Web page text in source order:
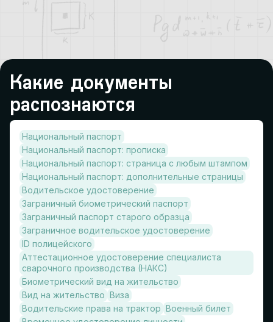
Какие документы
распознаются
Национальный паспорт
Национальный паспорт: прописка
Национальный паспорт: страница с любым штампом
Национальный паспорт: дополнительные страницы
Водительское удостоверение
Заграничный биометрический паспорт
Заграничный паспорт старого образца
Заграничное водительское удостоверение
ID полицейского
Аттестационное удостоверение специалиста
сварочного производства (НАКС)
Биометрический вид на жительство
Вид на жительство Виза
Водительские права на трактор Военный билет